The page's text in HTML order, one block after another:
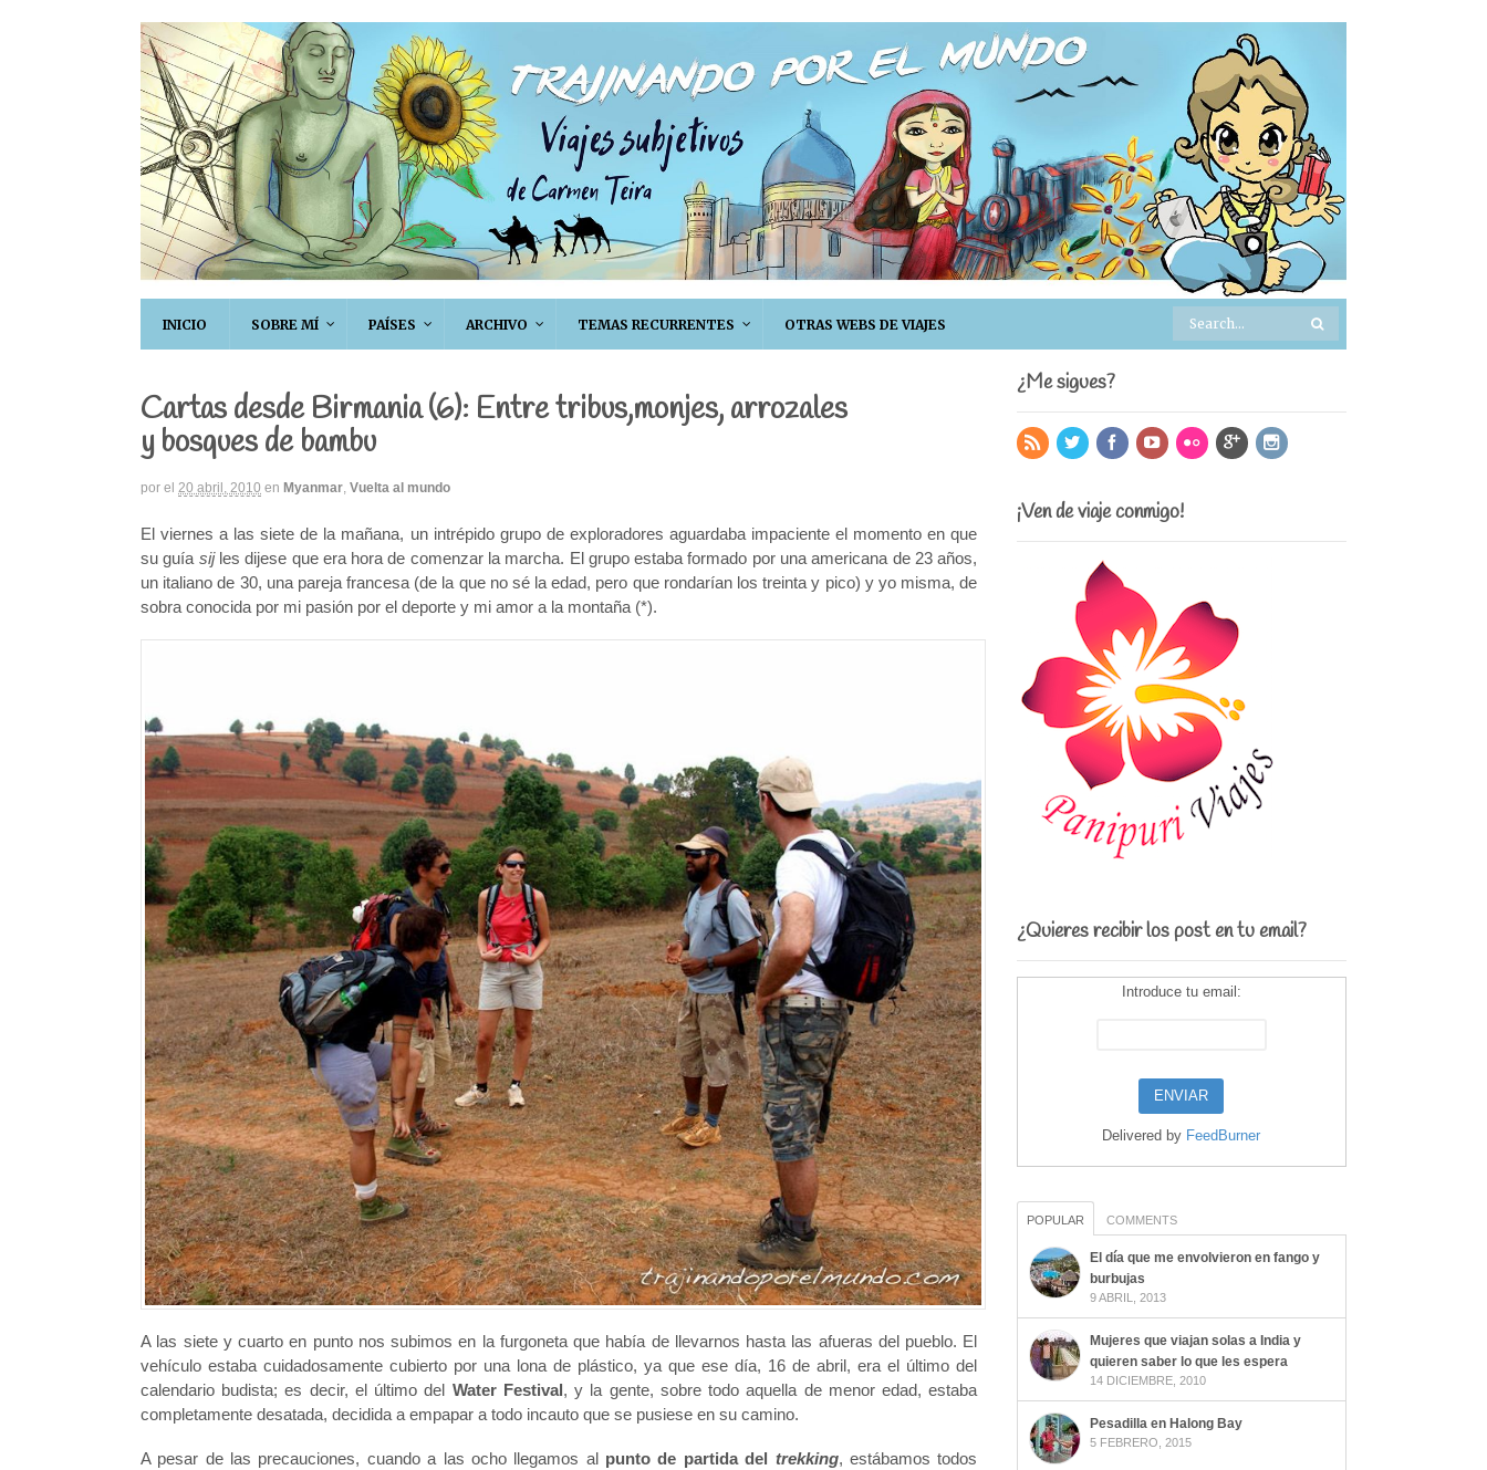
INICIO SOBRE MÍ PAÍSES ARCHIVO TEMAS RECURRENTES OTRAS WEBS DE VIAJES
Cartas desde Birmania (6): Entre tribus,monjes, arrozales
y bosques de bambu
por el 20 abril, 2010 en Myanmar, Vuelta al mundo
El viernes a las siete de la mañana, un intrépido grupo de exploradores aguardaba impaciente el momento en que
su guía sijles dijese que era hora de comenzar la marcha. El grupo estaba formado por una americana de 23 años,
un italiano de 30, una pareja francesa (de la que no sé la edad, pero que rondarían los treinta y pico) y yo misma, de
sobra conocida por mi pasión por el deporte y mi amor a la montaña (*).
A las siete y cuarto en punto nos subimos en la furgoneta que había de llevarnos hasta las afueras del pueblo. El
vehículo estaba cuidadosamente cubierto por una lona de plástico, ya que ese día, 16 de abril, era el último del
calendario budista; es decir, el último del Water Festival, y la gente, sobre todo aquella de menor edad, estaba
completamente desatada, decidida a empapar a todo incauto que se pusiese en su camino.
A pesar de las precauciones, cuando a las ocho llegamos al punto de partida del trekking, estábamos todos
¿Me sigues?
¡Ven de viaje conmigo!
¿Quieres recibir los post en tu email?
Introduce tu email:
Delivered by FeedBurner
POPULAR COMMENTS
El día que me envolvieron en fango y
burbujas
9 ABRIL, 2013
Mujeres que viajan solas a India y
quieren saber lo que les espera
14 DICIEMBRE, 2010
Pesadilla en Halong Bay
5 FEBRERO, 2015